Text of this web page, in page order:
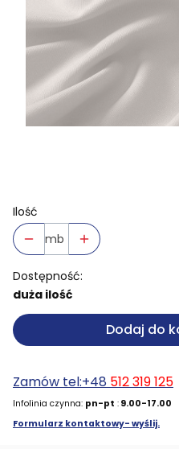
Ilość
mb
Dostępność:
duża ilość
Dodaj do
Zamów tel:+48 512 319 125
Infolinia czynna: pn-pt : 9.00-17.00
Formularz kontaktowy- wyślij.